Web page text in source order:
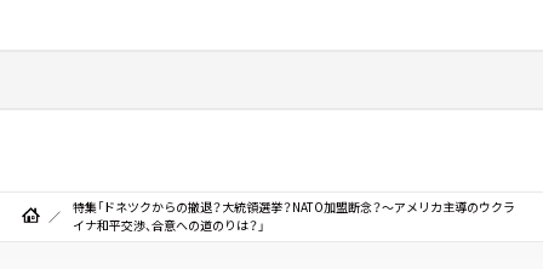
特集「ドネツクからの撤退？大統領選挙？NATO加盟断念？～アメリカ主導のウクラ
イナ和平交渉、合意への道のりは？」